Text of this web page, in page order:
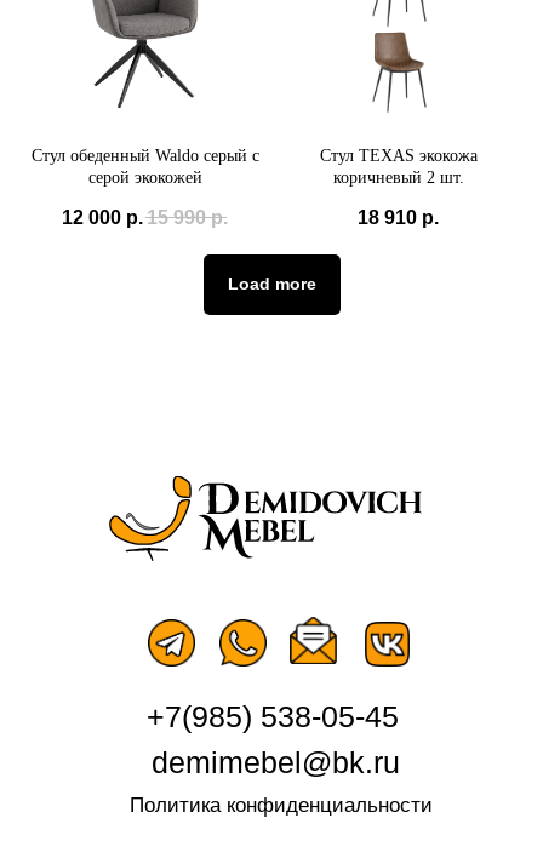
Стул обеденный Waldo серый с
серой экокожей
12 000 р.15 990 р.
Стул TEXAS экокожа
коричневый 2 шт.
18 910 р.
Load more